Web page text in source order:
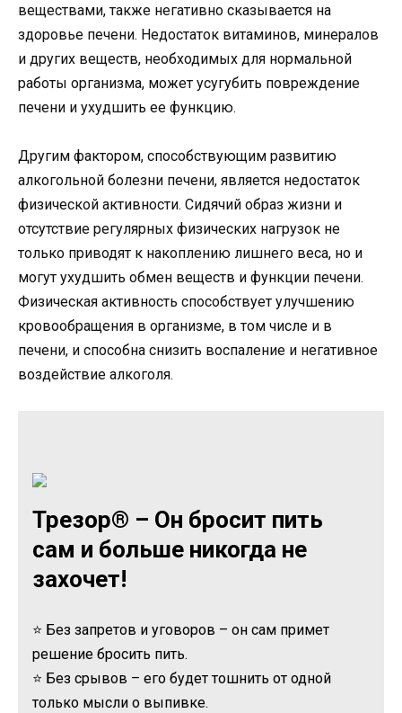
веществами, также негативно сказывается на
здоровье печени. Недостаток витаминов, минералов
и других веществ, необходимых для нормальной
работы организма, может усугубить повреждение
печени и ухудшить ее функцию.
Другим фактором, способствующим развитию
алкогольной болезни печени, является недостаток
физической активности. Сидячий образ жизни и
отсутствие регулярных физических нагрузок не
только приводят к накоплению лишнего веса, но и
могут ухудшить обмен веществ и функции печени.
Физическая активность способствует улучшению
кровообращения в организме, в том числе и в
печени, и способна снизить воспаление и негативное
воздействие алкоголя.
Трезор® – Он бросит пить
сам и больше никогда не
захочет!
⭐ Без запретов и уговоров – он сам примет
решение бросить пить.
⭐ Без срывов – его будет тошнить от одной
только мысли о выпивке.